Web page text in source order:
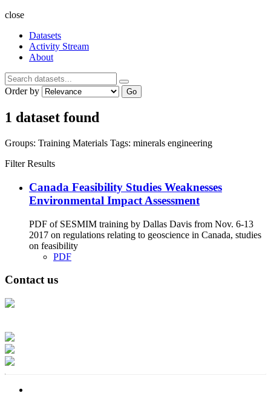
close
Datasets
Activity Stream
About
Order by Go
1 dataset found
Groups: Training Materials Tags: minerals engineering
Filter Results
Canada Feasibility Studies Weaknesses
Environmental Impact Assessment
PDF of SESMIM training by Dallas Davis from Nov. 6-13
2017 on regulations relating to geoscience in Canada, studies
on feasibility
PDF
Contact us